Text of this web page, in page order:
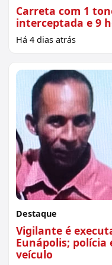
Carreta com 1
interceptada e 9
Há 4 dias atrás
Destaque
Vigilante é
Eunápolis;
veículo